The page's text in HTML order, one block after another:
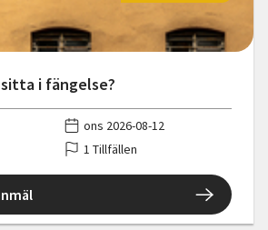
i fängelse?
ons 2026-08-12
1 Tillfällen